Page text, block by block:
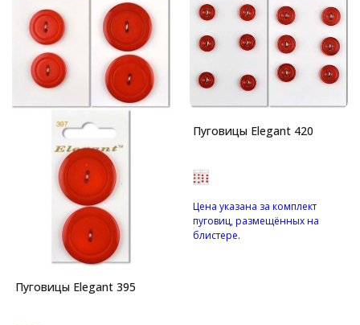
Пуговицы Elegant 395
Пуговицы Elegant 420
Цена указана за комплект
пуговиц, размещённых на
блистере.